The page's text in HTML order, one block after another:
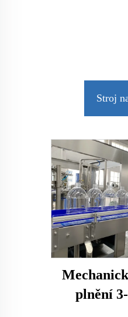
Stroj
plnění